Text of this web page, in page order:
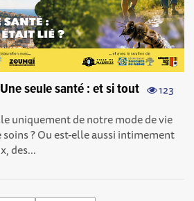
123
seule santé : et si tout
uniquement de notre mode de vie
? Ou est-elle aussi intimement
des...